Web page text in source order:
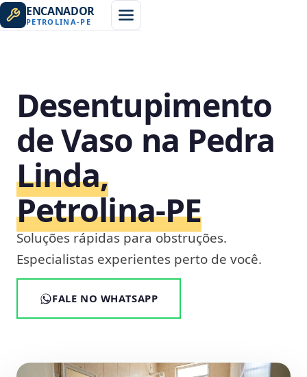
ENCANADOR
PETROLINA-PE
Desentupimento
de Vaso na Pedra
Linda,
Petrolina‑PE
Soluções rápidas para obstruções.
Especialistas experientes perto de você.
FALE NO WHATSAPP